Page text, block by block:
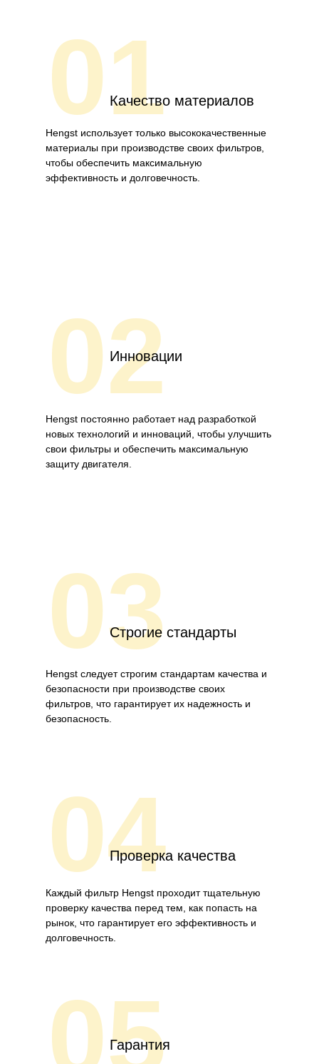
01Качество материалов
Hengst использует только высококачественные
материалы при производстве своих фильтров,
чтобы обеспечить максимальную
эффективность и долговечность.
02
Инновации
Hengst постоянно работает над разработкой
новых технологий и инноваций, чтобы улучшить
свои фильтры и обеспечить максимальную
защиту двигателя.
03Строгие стандарты
Hengst следует строгим стандартам качества и
безопасности при производстве своих
фильтров, что гарантирует их надежность и
безопасность.
04Проверка качества
Каждый фильтр Hengst проходит тщательную
проверку качества перед тем, как попасть на
рынок, что гарантирует его эффективность и
долговечность.
05
Гарантия